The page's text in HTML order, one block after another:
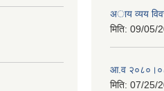
अाय व्यय
मिति: 09/05/
आ.व
मिति: 07/25/